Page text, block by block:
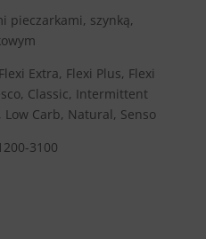
pieczarkami, szynką,
Flexi Extra, Flexi Plus, Flexi
Classic, Intermittent
Low Carb, Natural, Senso
3100